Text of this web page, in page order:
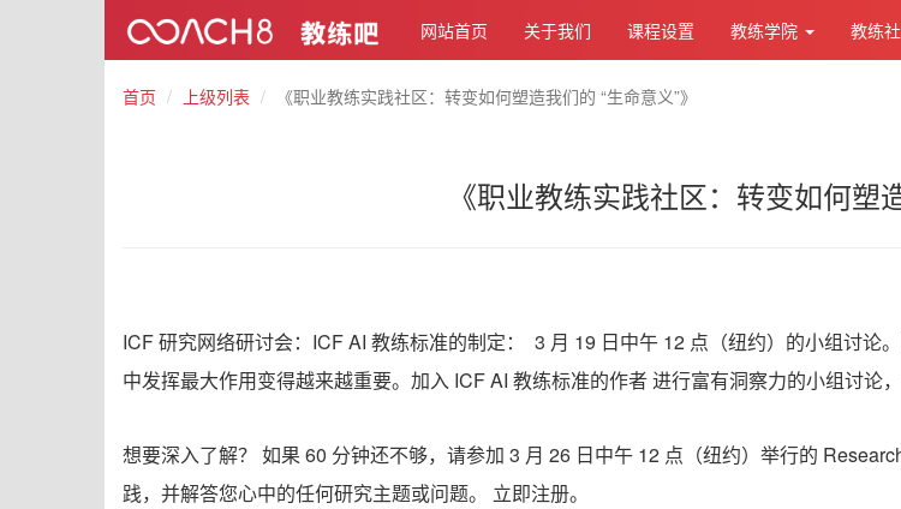
网站首页 关于我们 课程设置 教练学院 教练
首页 上级列表 《职业教练实践社区：转变如何塑造我们的 “生命意义”》
《职业教练实践社区：转变如何塑
ICF 研究网络研讨会：ICF AI 教练标准的制定： 3 月 19 日中午 12 点（纽约）的小组讨论
中发挥最大作用变得越来越重要。加入 ICF AI 教练标准的作者 进行富有洞察力的小组讨论
想要深入了解？ 如果 60 分钟还不够，请参加 3 月 26 日中午 12 点（纽约）举行的
践，并解答您心中的任何研究主题或问题。 立即注册。